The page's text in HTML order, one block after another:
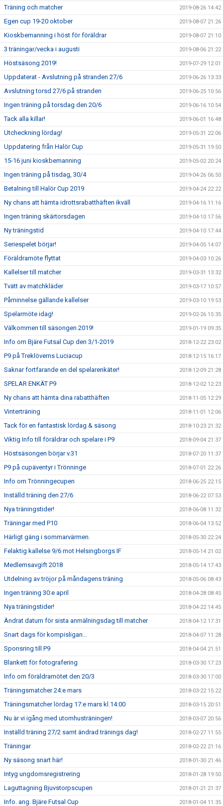
Träning och matcher 2019-08-26 14:42
Egen cup 19-20 oktober 2019-08-07 21:26
Kioskbemanning i höst för föräldrar 2019-08-07 21:10
3 träningar/vecka i augusti 2019-08-06 21:22
Höstsäsong 2019! 2019-07-29 12:01
Uppdaterat - Avslutning på stranden 27/6 2019-06-26 13:33
Avslutning torsd 27/6 på stranden 2019-06-25 10:56
Ingen träning på torsdag den 20/6 2019-06-16 10:54
Tack alla killar! 2019-06-01 16:48
Utcheckning lördag! 2019-05-31 22:06
Uppdatering från Halör Cup 2019-05-31 19:50
15-16 juni kioskbemanning 2019-05-02 20:24
Ingen träning på tisdag, 30/4 2019-04-26 06:50
Betalning till Halör Cup 2019 2019-04-24 22:22
Ny chans att hämta idrottsrabatthäften ikväll 2019-04-16 11:16
Ingen träning skärtorsdagen 2019-04-10 17:56
Ny träningstid 2019-04-10 17:44
Seriespelet börjar! 2019-04-05 14:07
Föräldramöte flyttat 2019-04-03 10:26
Kallelser till matcher 2019-03-31 13:32
Tvätt av matchkläder 2019-03-17 10:57
Påminnelse gällande kallelser 2019-03-10 19:53
Spelarmöte idag! 2019-02-26 15:35
Välkommen till säsongen 2019! 2019-01-19 09:35
Info om Bjäre Futsal Cup den 3/1-2019 2018-12-22 23:02
P9 på Treklöverns Luciacup 2018-12-15 16:17
Saknar fortfarande en del spelarenkäter! 2018-12-09 21:28
SPELAR ENKÄT P9 2018-12-02 12:23
Ny chans att hämta dina rabatthäften 2018-11-05 12:29
Vinterträning 2018-11-01 12:06
Tack för en fantastisk lördag & säsong 2018-10-23 21:32
Viktig Info till föräldrar och spelare i P9 2018-09-04 21:37
Höstsäsongen börjar v.31 2018-07-20 11:37
P9 på cupäventyr i Trönninge 2018-07-01 22:26
Info om Trönningecupen 2018-06-25 22:15
Inställd träning den 27/6 2018-06-22 07:53
Nya träningstider! 2018-06-08 11:32
Träningar med P10 2018-06-04 13:52
Härligt gäng i sommarvärmen. 2018-05-30 22:24
Felaktig kallelse 9/6 mot Helsingborgs IF 2018-05-14 21:02
Medlemsavgift 2018 2018-05-14 17:43
Utdelning av tröjor på måndagens träning 2018-05-06 08:43
Ingen träning 30:e april 2018-04-28 08:45
Nya träningstider! 2018-04-22 14:45
Ändrat datum för sista anmälningsdag till matcher 2018-04-12 17:31
Snart dags för kompisligan... 2018-04-07 11:28
Sponsring till P9 2018-04-04 21:51
Blankett för fotografering 2018-03-30 17:23
Info om föräldramötet den 20/3 2018-03-30 17:00
Träningsmatcher 24:e mars 2018-03-22 15:22
Träningsmatcher lördag 17:e mars kl.14:00 2018-03-15 20:51
Nu är vi igång med utomhusträningen! 2018-03-07 20:56
Inställd träning 27/2 samt ändrad tränings dag! 2018-02-27 11:55
Träningar 2018-02-22 21:16
Ny säsong snart här! 2018-01-30 21:46
Intyg ungdomsregistrering 2018-01-28 19:50
Laguttagning Bjuvstorpscupen 2018-01-21 21:37
Info. ang. Bjäre Futsal Cup 2018-01-04 11:35